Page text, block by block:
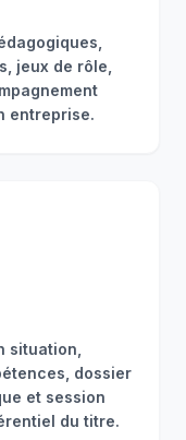
jeux de rôle,
entreprise.
situation,
dossier
et session
du titre.